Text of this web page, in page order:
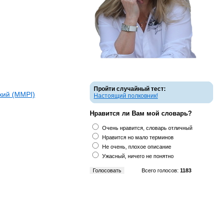
(ММPI)
Пройти случайный тест:
Настоящий полковник!
Нравится ли Вам мой словарь?
Очень нравится, словарь отличный
Нравится но мало терминов
Не очень, плохое описание
Ужасный, ничего не понятно
Всего голосов: 1183